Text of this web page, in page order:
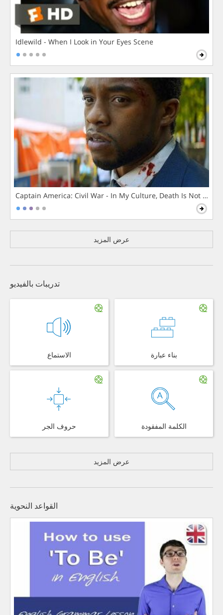
Idlewild - When I Look in Your Eyes Scene
Captain America: Civil War - In My Culture, Death Is Not The
عرض المزيد
تدريبات بالفيديو
الاستماع بناء عبارة
حروف الجر الكلمة المفقودة
عرض المزيد
القواعد النحوية